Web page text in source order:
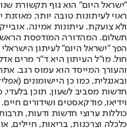
"ישראל היום" הוא גוף תקשורת
ראוי לעיתונות טובה יותר,
ולא צועקת. עיתונות אמינה,
הפך "ישראל היום" לעיתון
חול. מו"ל העיתון היא ד"ר מרים
והעורך המייסד הוא עמוס רגב.
חדשות מסביב לשעון, תוכן בלעדי,
וידיאו, פודקאסטים ושידורים
כוללות ערוצי חדשות ודעות, תרבות